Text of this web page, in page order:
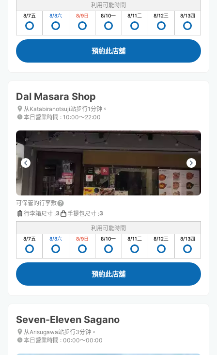
利用可能時間
8/7五 8/8六 8/9日 8/10一 8/11二 8/12三 8/13四
預約此店舖
Dal Masara Shop
从Katabiranotsuji站步行1分钟。
本日營業時間 : 10:00〜22:00
可保管的行李數
行李箱尺寸 :3 手提包尺寸 :3
利用可能時間
8/7五 8/8六 8/9日 8/10一 8/11二 8/12三 8/13四
預約此店舖
Seven-Eleven Sagano
从Arisugawa站步行3分钟。
本日營業時間 : 00:00〜00:00